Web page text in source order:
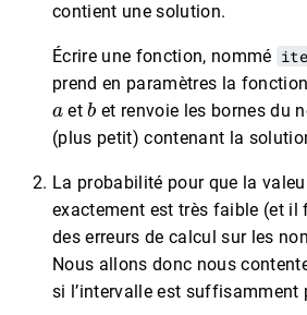
contient une solution.
Écrire une fonction, nommé
prend en paramètres la fonction
a
et
b
et renvoie les bornes du
(plus petit) contenant la
La probabilité pour que la
exactement est très faible (et il
des erreurs de calcul sur les
Nous allons donc nous
si l’intervalle est suffisamment